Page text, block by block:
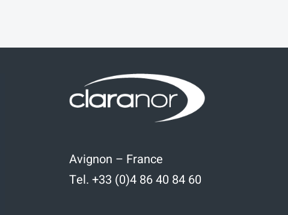
Avignon – France
Tel. +33 (0)4 86 40 84 60